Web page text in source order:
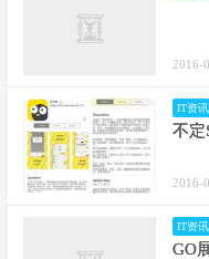
2016-
IT资讯
不定
2016-
IT资讯
GO